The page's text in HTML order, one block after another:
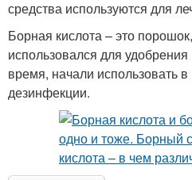
средства используются для
Борная кислота – это
использовался для
время, начали использовать в
дезинфекции.